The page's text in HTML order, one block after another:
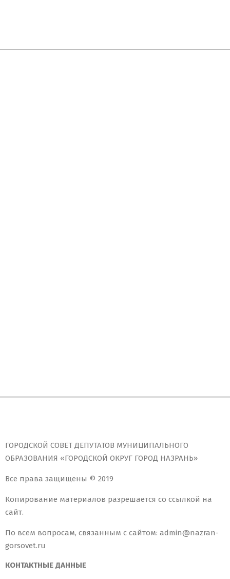
ГОРОДСКОЙ СОВЕТ ДЕПУТАТОВ МУНИЦИПАЛЬНОГО
ОБРАЗОВАНИЯ «ГОРОДСКОЙ ОКРУГ ГОРОД НАЗРАНЬ»
Все права защищены © 2019
Копирование материалов разрешается со ссылкой на
сайт.
По всем вопросам, связанным с сайтом: admin@nazran-
gorsovet.ru
КОНТАКТНЫЕ ДАННЫЕ